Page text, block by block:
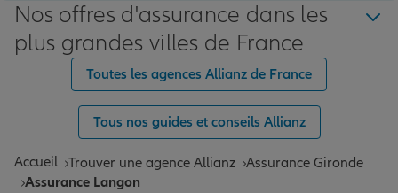
Nos offres d'assurance dans les
plus grandes villes de France
Toutes les agences Allianz de France
Tous nos guides et conseils Allianz
Accueil Trouver une agence Allianz Assurance Gironde
Assurance Langon